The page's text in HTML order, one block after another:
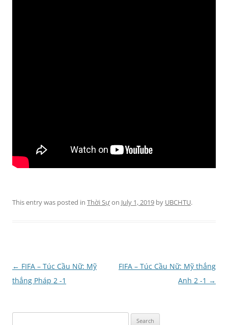
This entry was posted in Thời Sựon July 1, 2019 by UBCHTU.
Post
navigation
← FIFA – Túc Cầu Nữ: Mỹ
thắng Pháp 2 -1
FIFA – Túc Cầu Nữ: Mỹ thắng
Anh 2 -1 →